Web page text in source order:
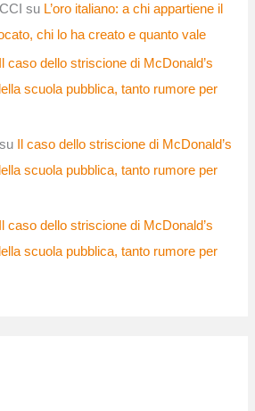
su L’oro italiano: a chi appartiene il
chi lo ha creato e quanto vale
Il caso dello striscione di McDonald’s
scuola pubblica, tanto rumore per
su
Il caso dello striscione di McDonald’s
scuola pubblica, tanto rumore per
Il caso dello striscione di McDonald’s
scuola pubblica, tanto rumore per